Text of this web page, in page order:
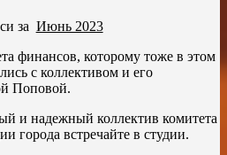
за Июнь 2023
финансов, которому тоже в этом
с коллективом и его
Поповой.
и надежный коллектив комитета
города встречайте в студии.